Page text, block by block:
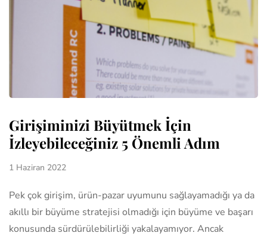
Girişiminizi Büyütmek İçin
İzleyebileceğiniz 5 Önemli Adım
1 Haziran 2022
Pek çok girişim, ürün-pazar uyumunu sağlayamadığı ya da
akıllı bir büyüme stratejisi olmadığı için büyüme ve başarı
konusunda sürdürülebilirliği yakalayamıyor. Ancak